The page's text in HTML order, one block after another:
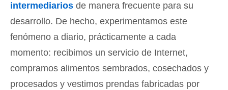
intermediarios de manera frecuente para su
desarrollo. De hecho, experimentamos este
fenómeno a diario, prácticamente a cada
momento: recibimos un servicio de Internet,
compramos alimentos sembrados, cosechados y
procesados y vestimos prendas fabricadas por